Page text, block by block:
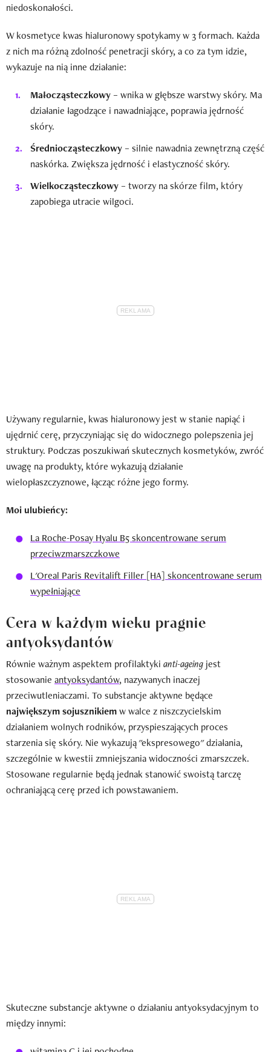
niedoskonałości.
W kosmetyce kwas hialuronowy spotykamy w 3 formach. Każda
z nich ma różną zdolność penetracji skóry, a co za tym idzie,
wykazuje na nią inne działanie:
Małocząsteczkowy – wnika w głębsze warstwy skóry. Ma
działanie łagodzące i nawadniające, poprawia jędrność
skóry.
Średniocząsteczkowy – silnie nawadnia zewnętrzną część
naskórka. Zwiększa jędrność i elastyczność skóry.
Wielkocząsteczkowy – tworzy na skórze film, który
zapobiega utracie wilgoci.
Używany regularnie, kwas hialuronowy jest w stanie napiąć i
ujędrnić cerę, przyczyniając się do widocznego polepszenia jej
struktury. Podczas poszukiwań skutecznych kosmetyków, zwróć
uwagę na produkty, które wykazują działanie
wielopłaszczyznowe, łącząc różne jego formy.
Moi ulubieńcy:
La Roche-Posay Hyalu B5 skoncentrowane serum
przeciwzmarszczkowe
L'Oreal Paris Revitalift Filler [HA] skoncentrowane serum
wypełniające
Cera w każdym wieku pragnie
antyoksydantów
Równie ważnym aspektem profilaktyki anti-ageing jest
stosowanie antyoksydantów, nazywanych inaczej
przeciwutleniaczami. To substancje aktywne będące
największym sojusznikiemw walce z niszczycielskim
działaniem wolnych rodników, przyspieszających proces
starzenia się skóry. Nie wykazują "ekspresowego" działania,
szczególnie w kwestii zmniejszania widoczności zmarszczek.
Stosowane regularnie będą jednak stanowić swoistą tarczę
ochraniającą cerę przed ich powstawaniem.
Skuteczne substancje aktywne o działaniu antyoksydacyjnym to
między innymi: